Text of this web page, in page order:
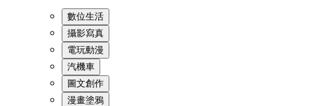
數位生活
攝影寫真
電玩動漫
汽機車
圖文創作
漫畫塗鴉